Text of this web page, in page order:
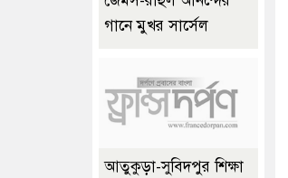
গানে মুখর সার্সেল
আতুকুড়া-সুবিদপুর শিক্ষা